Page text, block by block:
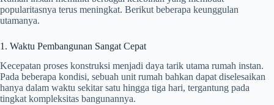
popularitasnya terus meningkat. Berikut beberapa keunggulan
utamanya.
1. Waktu Pembangunan Sangat Cepat
Kecepatan proses konstruksi menjadi daya tarik utama rumah instan.
Pada beberapa kondisi, sebuah unit rumah bahkan dapat diselesaikan
hanya dalam waktu sekitar satu hingga tiga hari, tergantung pada
tingkat kompleksitas bangunannya.